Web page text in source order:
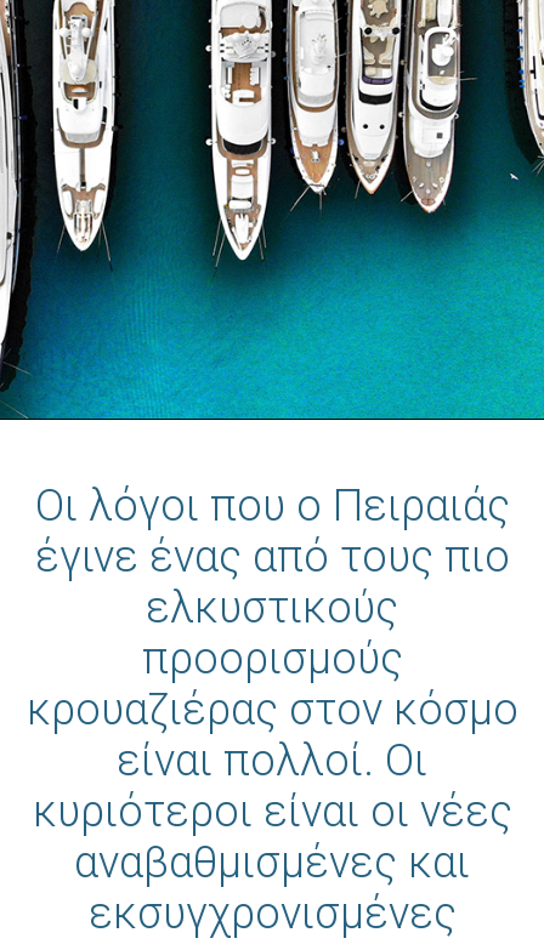
Οι λόγοι που ο Πειραιάς
έγινε ένας από τους πιο
ελκυστικούς
προορισμούς
κρουαζιέρας στον κόσμο
είναι πολλοί. Οι
κυριότεροι είναι οι νέες
αναβαθμισμένες και
εκσυγχρονισμένες